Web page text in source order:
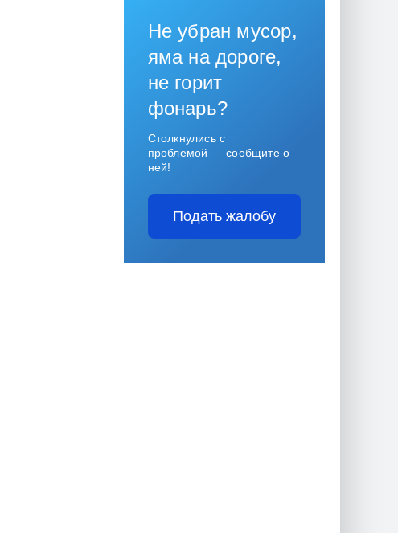
Не убран мусор,
яма на дороге,
не горит
фонарь?
Столкнулись с
проблемой — сообщите о
ней!
Подать жалобу